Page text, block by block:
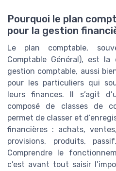
Pourquoi le plan
pour la gestion
Le plan comptable,
Comptable Général), est
gestion comptable, aussi
pour les particuliers qui
leurs finances. Il s’agit
composé de classes de
permet de classer et
financières : achats,
provisions, produits,
Comprendre le
c’est avant tout saisir